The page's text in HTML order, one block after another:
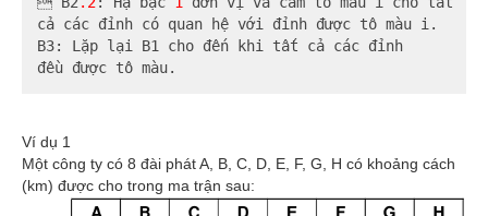
cả các đỉnh có quan hệ với đỉnh được tô màu i.
B3: Lặp lại B1 cho đến khi tất cả các đỉnh
đều được tô màu.
Ví dụ 1
Một công ty có 8 đài phát A, B, C, D, E, F, G, H có khoảng cách
(km) được cho trong ma trận sau: